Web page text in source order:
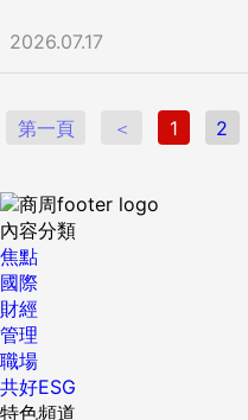
2026.07.17
第一頁 ＜ 1 2
內容分類
焦點
國際
財經
管理
職場
共好ESG
特色頻道